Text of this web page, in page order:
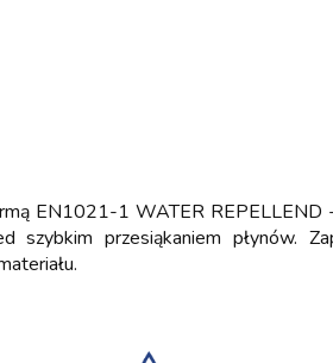
EN1021-1 WATER
szybkim przesiąkaniem płynów.